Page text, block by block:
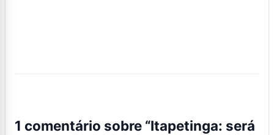
1 comentário sobre “Itapetinga: será